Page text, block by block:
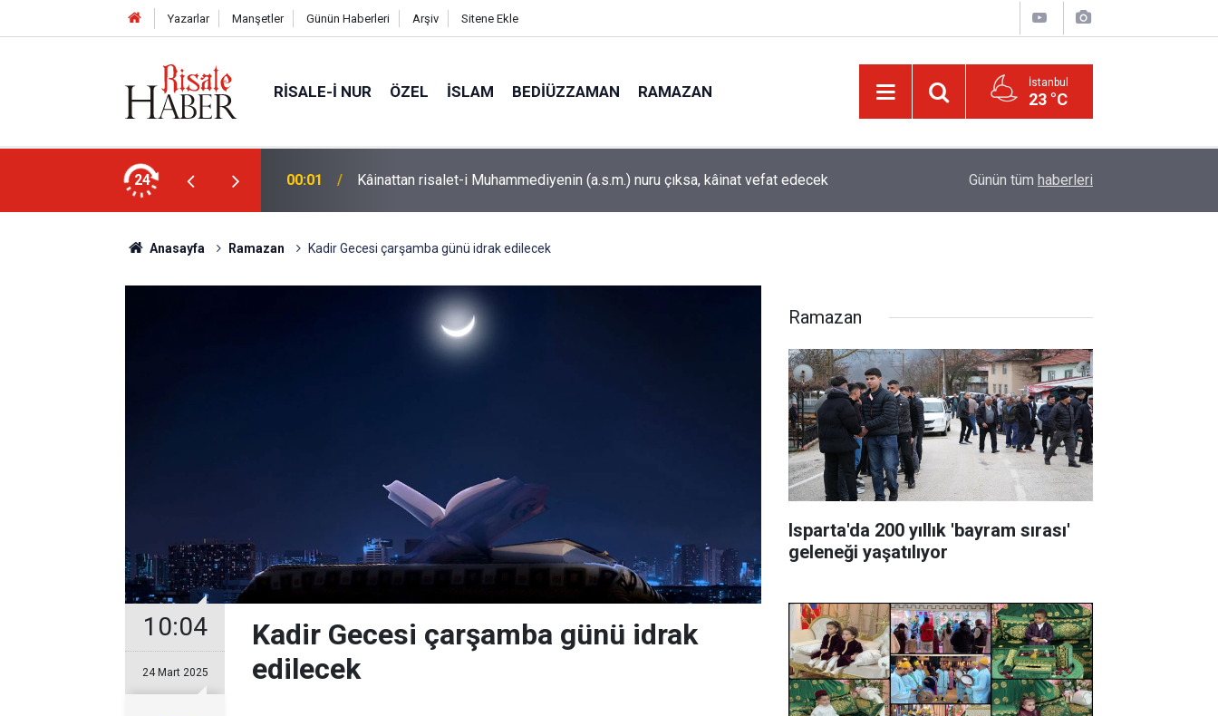
Yazarlar Manşetler Günün Haberleri Arşiv Sitene Ekle
RISALE-I NUR ÖZEL İSLAM BEDIÜZZAMAN RAMAZAN İstanbul
23 °C
24
(a.s.m.) nuru çıksa, kâinat vefat edecek 22:35 Sarıkamış ormanları rengarenk kelebeklere ev sahipliği yapıyor Kur’an'daki bazı şahıs isimlerinin mucizevi
Günün tüm haberleri
Anasayfa Ramazan Kadir Gecesi çarşamba günü idrak edilecek
10:04
24 Mart 2025
Kadir Gecesi çarşamba günü idrak
edilecek
Ramazan
Isparta'da 200 yıllık 'bayram sırası'
geleneği yaşatılıyor